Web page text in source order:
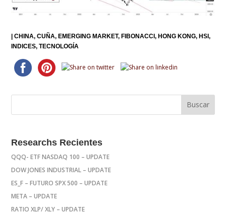
|CHINA CUÑA EMERGING MARKET FIBONACCI HONG KONG HSI
INDICES TECNOLOGÍA
Researchs Recientes
QQQ- ETF NASDAQ 100 – UPDATE
DOW JONES INDUSTRIAL – UPDATE
ES_F – FUTURO SPX 500 – UPDATE
META – UPDATE
RATIO XLP/ XLY – UPDATE